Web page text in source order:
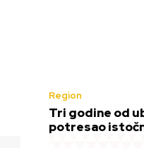
Region
Tri godine od
potresao